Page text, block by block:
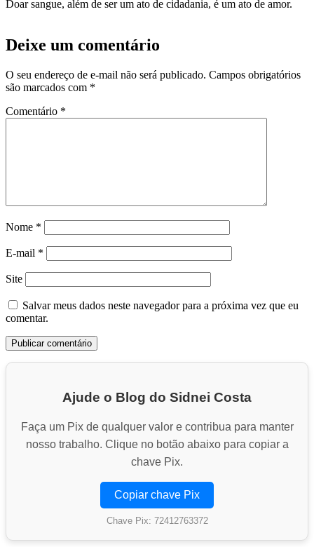
Doar sangue, além de ser um ato de cidadania, é um ato de amor.
Deixe um comentário
O seu endereço de e-mail não será publicado. Campos obrigatórios
são marcados com *
Comentário *
Nome *
E-mail *
Site
Salvar meus dados neste navegador para a próxima vez que eu
comentar.
Ajude o Blog do Sidnei Costa
Faça um Pix de qualquer valor e contribua para manter
nosso trabalho. Clique no botão abaixo para copiar a
chave Pix.
Copiar chave Pix
Chave Pix: 72412763372